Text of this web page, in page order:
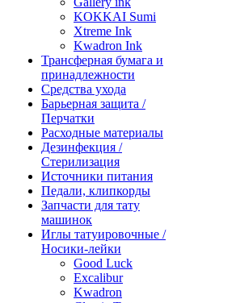
KOKKAI Sumi
Xtreme Ink
Kwadron Ink
Трансферная бумага и
принадлежности
Средства ухода
Барьерная защита /
Перчатки
Расходные материалы
Дезинфекция /
Стерилизация
Источники питания
Педали, клипкорды
Запчасти для тату
машинок
Иглы татуировочные /
Носики-лейки
Good Luck
Excalibur
Kwadron